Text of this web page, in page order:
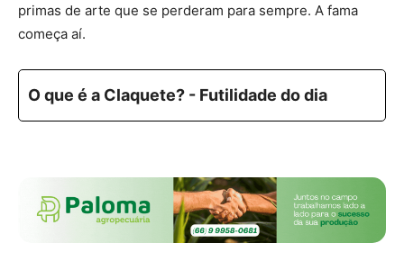
primas de arte que se perderam para sempre. A fama
começa aí.
O que é a Claquete? - Futilidade do dia